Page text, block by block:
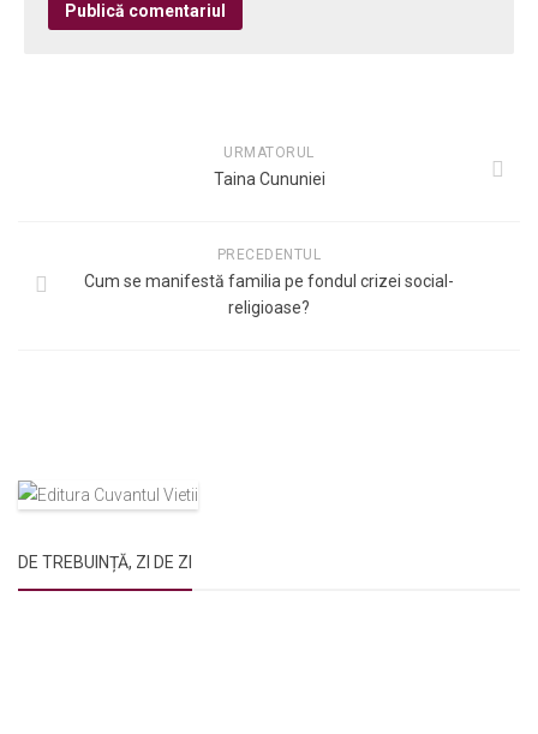
URMATORUL
Taina Cununiei
PRECEDENTUL
Cum se manifestă familia pe fondul crizei social-
religioase?
DE TREBUINȚĂ, ZI DE ZI